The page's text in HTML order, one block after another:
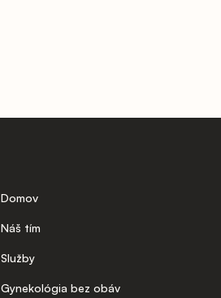
Domov
Náš tím
Služby
Gynekológia bez obáv